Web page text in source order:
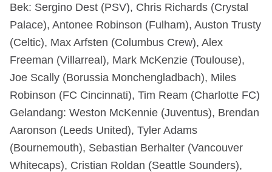
Bek: Sergino Dest (PSV), Chris Richards (Crystal
Palace), Antonee Robinson (Fulham), Auston Trusty
(Celtic), Max Arfsten (Columbus Crew), Alex
Freeman (Villarreal), Mark McKenzie (Toulouse),
Joe Scally (Borussia Monchengladbach), Miles
Robinson (FC Cincinnati), Tim Ream (Charlotte FC)
Gelandang: Weston McKennie (Juventus), Brendan
Aaronson (Leeds United), Tyler Adams
(Bournemouth), Sebastian Berhalter (Vancouver
Whitecaps), Cristian Roldan (Seattle Sounders),